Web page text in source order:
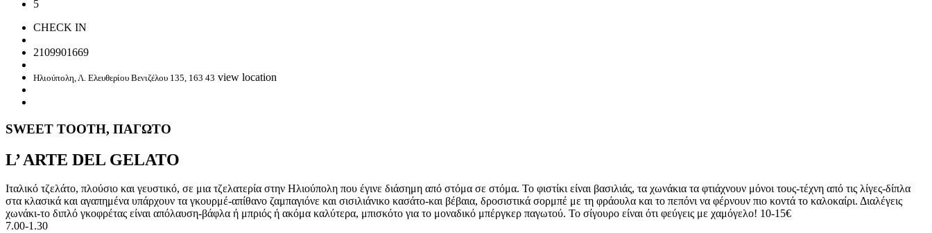
5
CHECK IN
2109901669
Ηλιούπολη, Λ. Ελευθερίου Βενιζέλου 135, 163 43 view location
SWEET TOOTH, ΠΑΓΩΤΟ
L’ ARTE DEL GELATO
Ιταλικό τζελάτο, πλούσιο και γευστικό, σε μια τζελατερία στην Ηλιούπολη που έγινε διάσημη από στόμα σε στόμα. Το φιστίκι είναι βασιλιάς, τα χωνάκια τα φτιάχνουν μόνοι τους-τέχνη από τις λίγες-δίπλα
στα κλασικά και αγαπημένα υπάρχουν τα γκουρμέ-απίθανο ζαμπαγιόνε και σισιλιάνικο κασάτο-και βέβαια, δροσιστικά σορμπέ με τη φράουλα και το πεπόνι να φέρνουν πιο κοντά το καλοκαίρι. Διαλέγεις
χωνάκι-το διπλό γκοφρέτας είναι απόλαυση-βάφλα ή μπριός ή ακόμα καλύτερα, μπισκότο για το μοναδικό μπέργκερ παγωτού. Το σίγουρο είναι ότι φεύγεις με χαμόγελο! 10-15€
7.00-1.30